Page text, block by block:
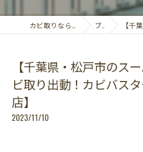
ブログ 【千葉県・
【千葉県・松戸市のス
ビ取り出動！カビバス
店】
2023/11/10